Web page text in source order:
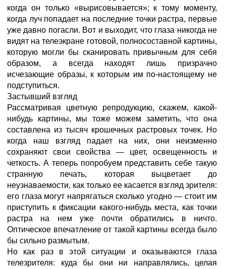
когда он только «вырисовывается»; к тому моменту,
когда луч попадает на последние точки растра, первые
уже давно погасли. Вот и выходит, что глаза никогда не
видят на телеэкране готовой, полносоставной картины,
которую могли бы сканировать привычным для себя
образом, а всегда находят лишь призрачно
исчезающие образы, к которым им по-настоящему не
подступиться.
Застывший взгляд
Рассматривая цветную репродукцию, скажем, какой-
нибудь картины, мы тоже можем заметить, что она
составлена из тысяч крошечных растровых точек. Но
когда наш взгляд падает на них, они неизменно
сохраняют свои свойства — цвет, освещенность и
четкость. А теперь попробуем представить себе такую
странную печать, которая выцветает до
неузнаваемости, как только ее касается взгляд зрителя:
его глаза могут напрягаться сколько угодно — стоит им
приступить к фиксации какого-нибудь места, как точки
растра на нем уже почти обратились в ничто.
Оптическое впечатление от такой картины всегда было
бы сильно размытым.
Но как раз в этой ситуации и оказываются глаза
телезрителя: куда бы они ни направлялись, целая